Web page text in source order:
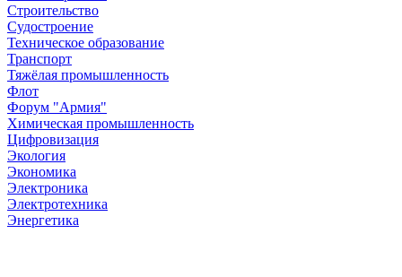
Строительство
Судостроение
Техническое образование
Транспорт
Тяжёлая промышленность
Флот
Форум "Армия"
Химическая промышленность
Цифровизация
Экология
Экономика
Электроника
Электротехника
Энергетика